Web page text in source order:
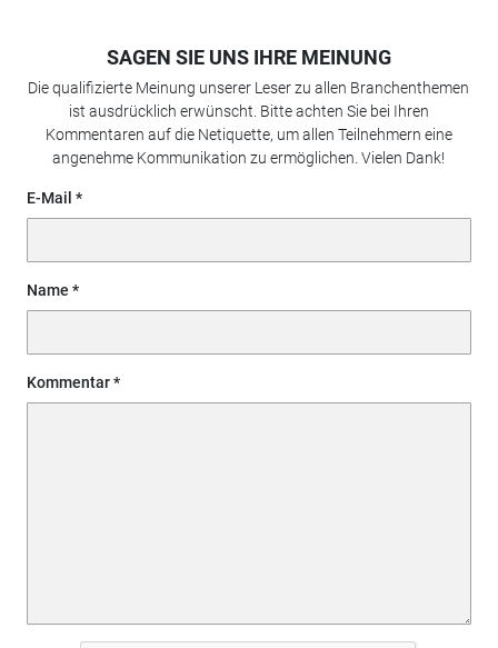
SAGEN SIE UNS IHRE MEINUNG
Die qualifizierte Meinung unserer Leser zu allen Branchenthemen
ist ausdrücklich erwünscht. Bitte achten Sie bei Ihren
Kommentaren auf die Netiquette, um allen Teilnehmern eine
angenehme Kommunikation zu ermöglichen. Vielen Dank!
E-Mail
Name
Kommentar